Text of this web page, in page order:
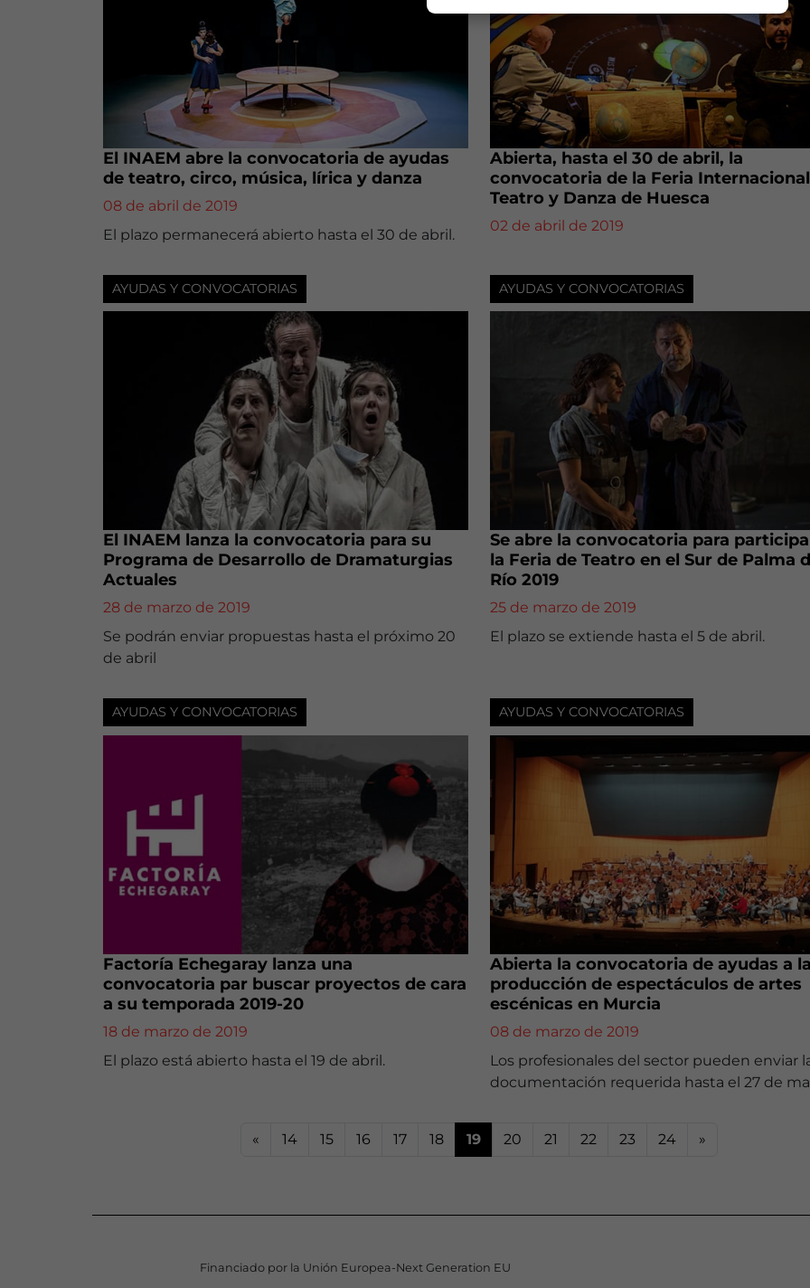
El INAEM abre la convocatoria de ayudas
de teatro, circo, música, lírica y danza
08 de abril de 2019
El plazo permanecerá abierto hasta el 30 de abril.
Abierta, hasta el 30 de abril, la
convocatoria de la Feria
Teatro y Danza de Huesca
02 de abril de 2019
AYUDAS Y CONVOCATORIAS
El INAEM lanza la convocatoria para su
Programa de Desarrollo de Dramaturgias
Actuales
28 de marzo de 2019
Se podrán enviar propuestas hasta el próximo 20
de abril
AYUDAS Y CONVOCATORIAS
Se abre la convocatoria para
la Feria de Teatro en el Sur de Palma
Río 2019
25 de marzo de 2019
El plazo se extiende hasta el 5 de abril.
AYUDAS Y CONVOCATORIAS
Factoría Echegaray lanza una
convocatoria par buscar proyectos de cara
a su temporada 2019-20
18 de marzo de 2019
El plazo está abierto hasta el 19 de abril.
AYUDAS Y CONVOCATORIAS
Abierta la convocatoria de ayudas a
producción de espectáculos de artes
escénicas en Murcia
08 de marzo de 2019
Los profesionales del sector pueden enviar
documentación requerida hasta el 27 de
« 14 15 16 17 18 19 20 21 22 23 24 »
Financiado por la Unión Europea-Next Generation EU